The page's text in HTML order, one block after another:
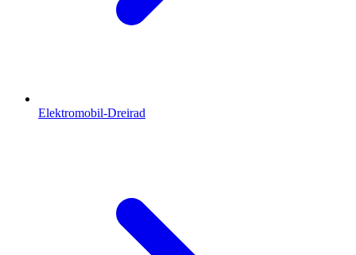
Elektromobil-Dreirad